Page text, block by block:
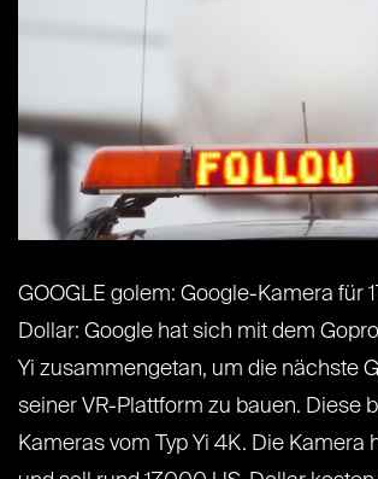
GOOGLE golem: Google-Kamera für
Dollar: Google hat sich mit dem
Yi zusammengetan, um die nächste
seiner VR-Plattform zu bauen. Diese
Kameras vom Typ Yi 4K. Die Kamera